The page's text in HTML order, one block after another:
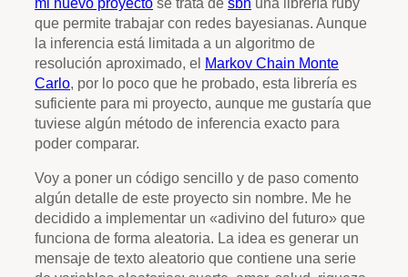
que permite trabajar con redes bayesianas. Aunque
la inferencia está limitada a un algoritmo de
resolución aproximado, el Markov Chain Monte
Carlo, por lo poco que he probado, esta librería es
suficiente para mi proyecto, aunque me gustaría que
tuviese algún método de inferencia exacto para
poder comparar.
Voy a poner un código sencillo y de paso comento
algún detalle de este proyecto sin nombre. Me he
decidido a implementar un «adivino del futuro» que
funciona de forma aleatoria. La idea es generar un
mensaje de texto aleatorio que contiene una serie